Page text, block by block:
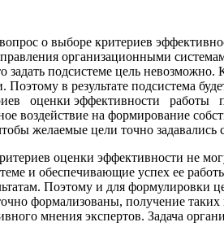
о выборе критериев
организационными
подсистеме цель
в результате подсистема
оценки эффективности
воздействие на формирование
желаемые цели точно задавались
оценки эффективности не
и обеспечивающие успех ее
Поэтому и для формулировки
формализованы, получение
мнения экспертов. Задача